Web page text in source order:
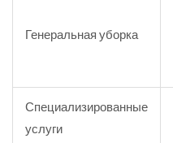
Генеральная уборка
Специализированные
услуги